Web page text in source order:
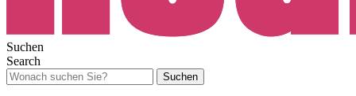
Suchen
Search
Suchen